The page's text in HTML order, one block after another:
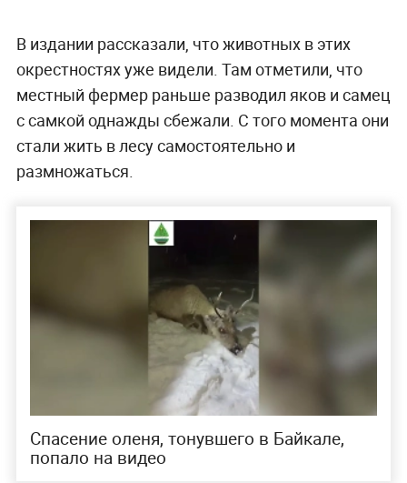
В издании рассказали, что животных в этих
окрестностях уже видели. Там отметили, что
местный фермер раньше разводил яков и самец
с самкой однажды сбежали. С того момента они
стали жить в лесу самостоятельно и
размножаться.
Спасение оленя, тонувшего в Байкале,
попало на видео